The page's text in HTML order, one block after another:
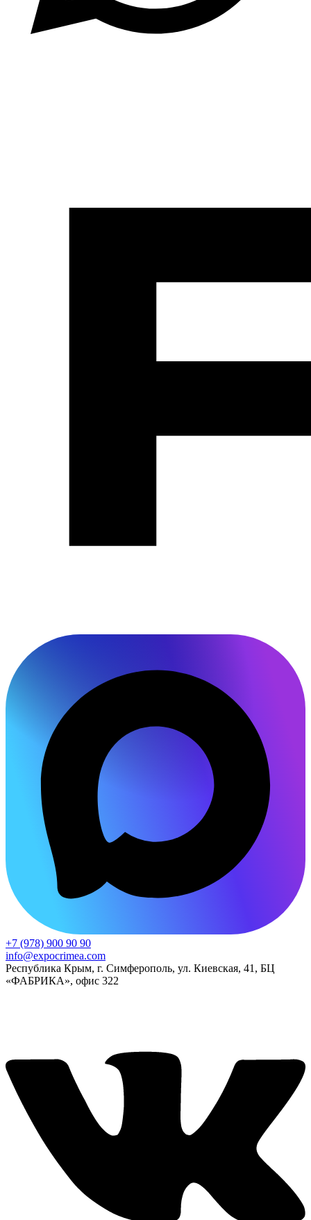
+7 (978) 900 90 90
info@expocrimea.com
Республика Крым, г. Симферополь, ул. Киевская, 41, БЦ
«ФАБРИКА», офис 322